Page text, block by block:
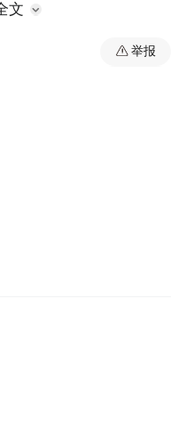
出初夏的第一份答
文
举报